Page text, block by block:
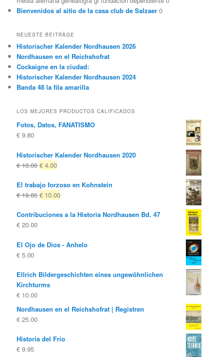
Bienvenidos al sitio de la casa club de Salzaer 0
NEUESTE BEITRÄGE
Historischer Kalender Nordhausen 2026
Nordhausen en el Reichshofrat
Cockaigne en la ciudad:
Historischer Kalender Nordhausen 2024
Banda 48 la fila amarilla
LOS MEJORES PRODUCTOS CALIFICADOS
Fotos, Datos, FANATISMO
€ 9.80
Historischer Kalender Nordhausen 2020
€10.00 El
original
era:
€ 4.00El
actual
es:
El trabajo forzoso en Kohnstein
€19.80 El
original
€ 10.00El
actual
Contribuciones a la Historia Nordhausen Bd. 47
€ 20.00
El Ojo de Dios - Anhelo
€ 5.00
Ellrich Bildergeschichten eines ungewöhnlichen
Kirchturms
€ 10.00
Nordhausen en el Reichshofrat | Registren
€ 25.00
Historia del Frío
€ 9.95